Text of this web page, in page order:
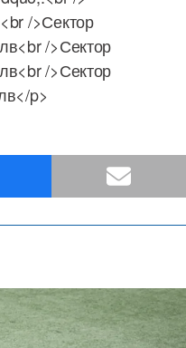
/>Сектор
/>Сектор
/>Сектор
p>